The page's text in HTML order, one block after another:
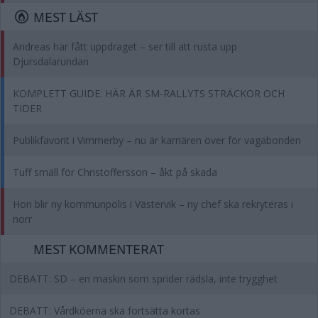
MEST LÄST
Andreas har fått uppdraget – ser till att rusta upp
Djursdalarundan
KOMPLETT GUIDE: HÄR ÄR SM-RALLYTS STRÄCKOR OCH
TIDER
Publikfavorit i Vimmerby – nu är karriären över för vagabonden
Tuff smäll för Christoffersson – åkt på skada
Hon blir ny kommunpolis i Västervik – ny chef ska rekryteras i
norr
MEST KOMMENTERAT
DEBATT: SD – en maskin som sprider rädsla, inte trygghet
DEBATT: Vårdköerna ska fortsätta kortas